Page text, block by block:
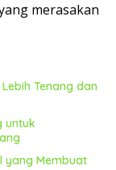
merasakan
Tenang dan
untuk
yang Membuat